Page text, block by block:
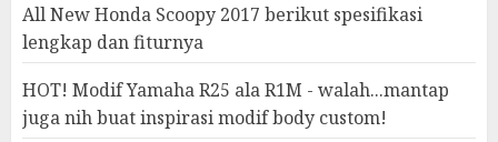
All New Honda Scoopy 2017 berikut spesifikasi
lengkap dan fiturnya
HOT! Modif Yamaha R25 ala R1M - walah...mantap
juga nih buat inspirasi modif body custom!